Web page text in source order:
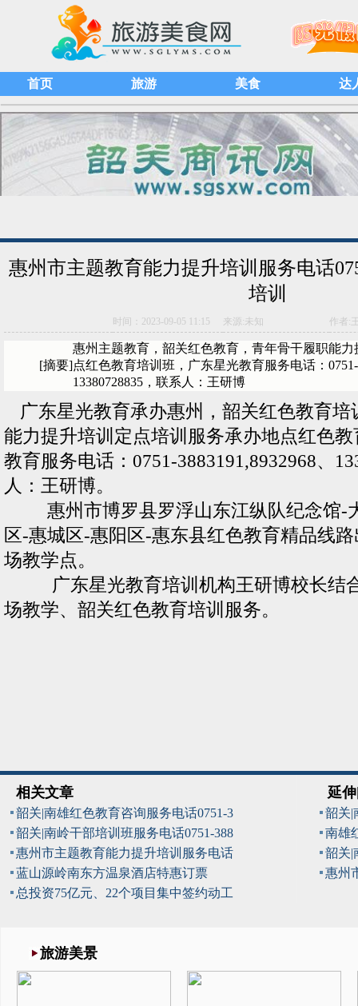
首页 旅游 美食 达
惠州市主题教育能力提升培训服务电话
培训
时间：2023-09-05 11:15 来源:未知 作者:
[摘要]
惠州主题教育，韶关红色教育，青年骨干履职能
点红色教育培训班，广东星光教育服务电话：0751-
13380728835，联系人：王研博
广东星光教育承办惠州，韶关红色教育
能力提升培训定点培训服务承办地点红色
教育服务电话：0751-3883191,8932968、
人：王研博。
惠州市博罗县罗浮山东江纵队纪念馆-
区-惠城区-惠阳区-惠东县红色教育精品线
场教学点。
广东星光教育培训机构王研博校长结
场教学、韶关红色教育培训服务。
相关文章
韶关|南雄红色教育咨询服务电话0751-3
韶关|南岭干部培训班服务电话0751-388
惠州市主题教育能力提升培训服务电话
蓝山源岭南东方温泉酒店特惠订票
总投资75亿元、22个项目集中签约动工
延
韶关|
南雄
韶关|
惠州
旅游美景